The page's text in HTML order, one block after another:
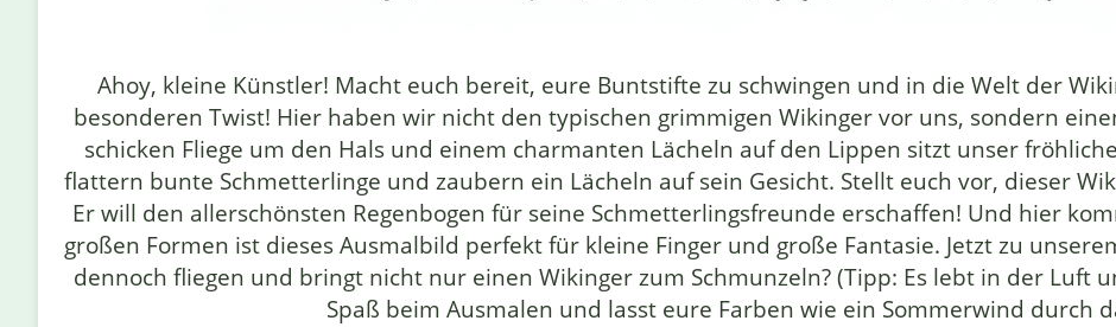
Ahoy, kleine Künstler! Macht euch bereit, eure Buntstifte zu schwingen und in die Welt der
besonderen Twist! Hier haben wir nicht den typischen grimmigen Wikinger vor uns, sondern
schicken Fliege um den Hals und einem charmanten Lächeln auf den Lippen sitzt unser
flattern bunte Schmetterlinge und zaubern ein Lächeln auf sein Gesicht. Stellt euch vor, dieser
Er will den allerschönsten Regenbogen für seine Schmetterlingsfreunde erschaffen! Und hier
großen Formen ist dieses Ausmalbild perfekt für kleine Finger und große Fantasie. Jetzt zu
dennoch fliegen und bringt nicht nur einen Wikinger zum Schmunzeln? (Tipp: Es lebt in der Luft
Spaß beim Ausmalen und lasst eure Farben wie ein Sommerwind durch